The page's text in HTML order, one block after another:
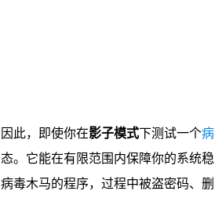
因此，即使你在影子模式下测试一个
态。它能在有限范围内保障你的系统
病毒木马的程序，过程中被盗密码、